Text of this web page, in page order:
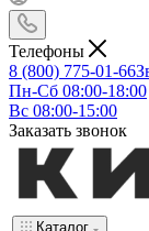
Телефоны
8 (800) 775-01-66
Пн-Сб 08:00-18:00
Вс 08:00-15:00
Заказать звонок
Каталог